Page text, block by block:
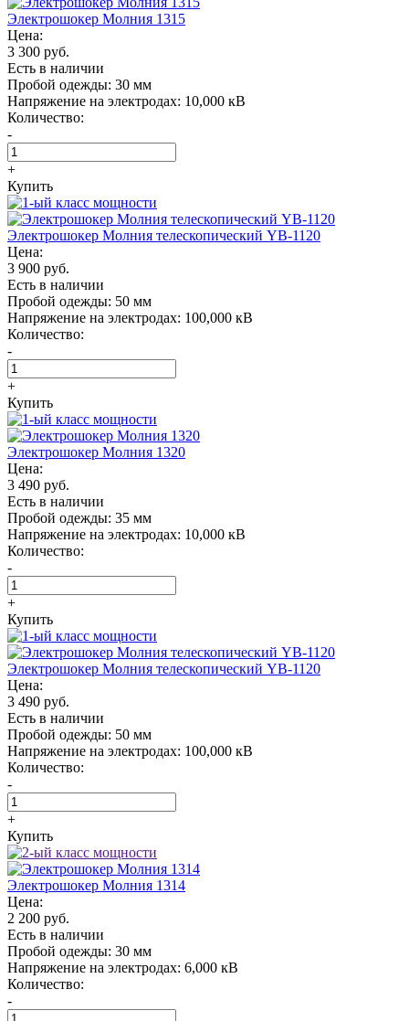
Электрошокер Молния 1315
Цена:
3 300 руб.
Есть в наличии
Пробой одежды: 30 мм
Напряжение на электродах: 10,000 кВ
Количество:
-
+
Купить
Электрошокер Молния телескопический YB-1120
Цена:
3 900 руб.
Есть в наличии
Пробой одежды: 50 мм
Напряжение на электродах: 100,000 кВ
Количество:
-
+
Купить
Электрошокер Молния 1320
Цена:
3 490 руб.
Есть в наличии
Пробой одежды: 35 мм
Напряжение на электродах: 10,000 кВ
Количество:
-
+
Купить
Электрошокер Молния телескопический YB-1120
Цена:
3 490 руб.
Есть в наличии
Пробой одежды: 50 мм
Напряжение на электродах: 100,000 кВ
Количество:
-
+
Купить
Электрошокер Молния 1314
Цена:
2 200 руб.
Есть в наличии
Пробой одежды: 30 мм
Напряжение на электродах: 6,000 кВ
Количество:
-